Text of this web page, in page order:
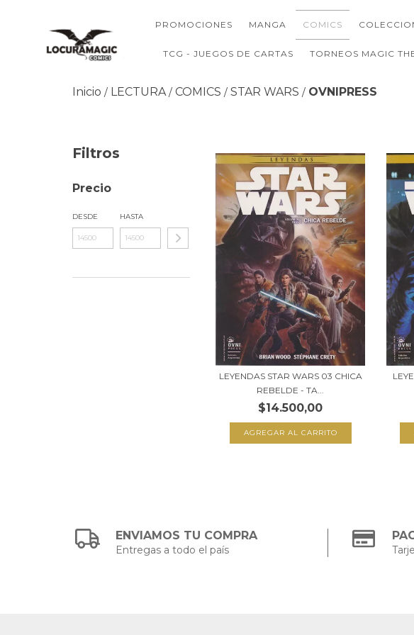
PROMOCIONES MANGA COMICS
TCG - JUEGOS DE CARTAS TORNEOS MAGIC
Inicio / LECTURA / COMICS / STAR WARS / OVNIPRESS
Filtros
Precio
DESDE HASTA
LEYENDAS STAR WARS 03 CHICA
REBELDE - TA...
$14.500,00
ENVIAMOS TU COMPRA
Entregas a todo el país